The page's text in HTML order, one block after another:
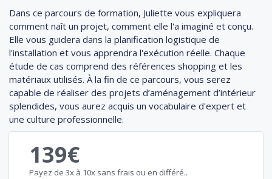
Dans ce parcours de formation, Juliette vous expliquera
comment naît un projet, comment elle l'a imaginé et conçu.
Elle vous guidera dans la planification logistique de
l'installation et vous apprendra l'exécution réelle. Chaque
étude de cas comprend des références shopping et les
matériaux utilisés. À la fin de ce parcours, vous serez
capable de réaliser des projets d’aménagement d’intérieur
splendides, vous aurez acquis un vocabulaire d'expert et
une culture professionnelle.
139€
Payez de 3x à 10x sans frais ou en différé..